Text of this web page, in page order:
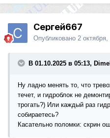
2. Как правило, в разовом
ручнике под наклоном
и впоследствии не
скорость до 20-30 км/ч и тут
поездка - один удар. В ходе
Опять же появляется,
потом уходит куда-то на
Вот, собственно,
Нет, еще.
Сергей667
Опубликовано 2 октября,
В 01.10.2025 в 05:13,
Ну ладно менять то, что
течет, и гидроблок не
трогать?) Или каждый раз
собираетесь?
Касательно поломки: скрин